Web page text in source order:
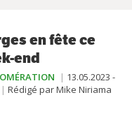
en fête ce
end
13.05.2023 -
Rédigé par Mike Niriama